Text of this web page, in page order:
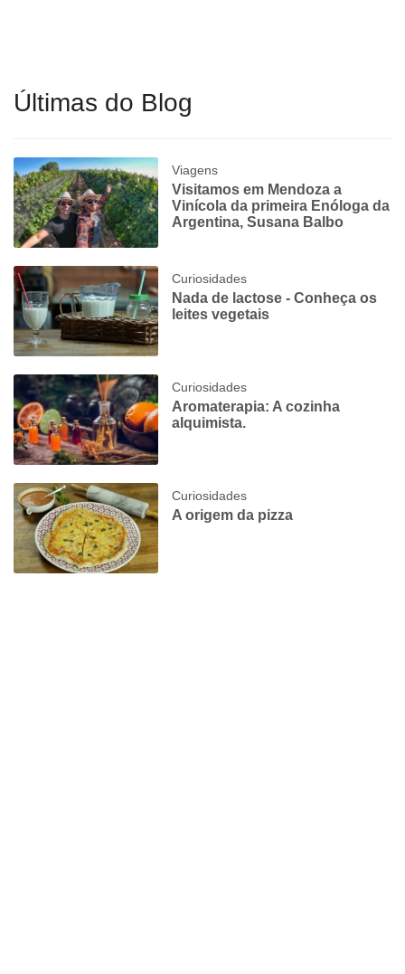
Últimas do Blog
Viagens
Visitamos em Mendoza a
Vinícola da primeira Enóloga da
Argentina, Susana Balbo
Curiosidades
Nada de lactose - Conheça os
leites vegetais
Curiosidades
Aromaterapia: A cozinha
alquimista.
Curiosidades
A origem da pizza